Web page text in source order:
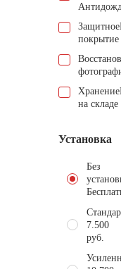
Защитное
покрытие
Хранение
на складе
Установка
Без
7.500
руб.